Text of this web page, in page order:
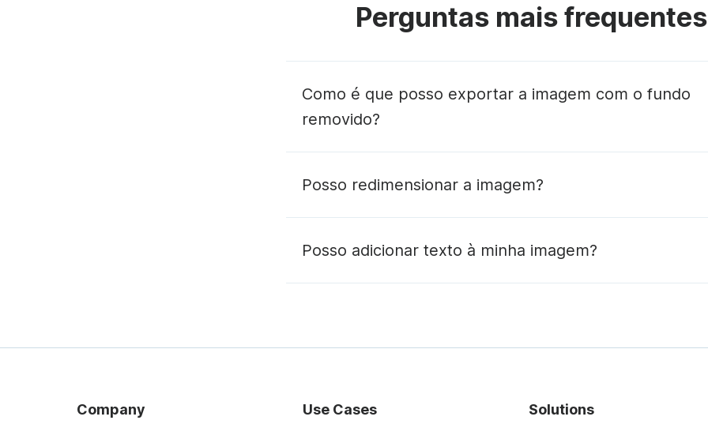
Perguntas mais frequentes
Como é que posso exportar a imagem com o fundo
removido?
Posso redimensionar a imagem?
Posso adicionar texto à minha imagem?
Company Use Cases Solutions